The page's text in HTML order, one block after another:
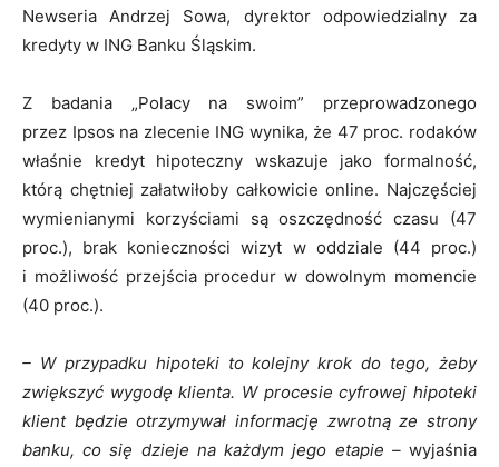
Newseria Andrzej Sowa, dyrektor odpowiedzialny za
kredyty w ING Banku Śląskim.
Z badania „Polacy na swoim” przeprowadzonego
przez Ipsos na zlecenie ING wynika, że 47 proc. rodaków
właśnie kredyt hipoteczny wskazuje jako formalność,
którą chętniej załatwiłoby całkowicie online. Najczęściej
wymienianymi korzyściami są oszczędność czasu (47
proc.), brak konieczności wizyt w oddziale (44 proc.)
i możliwość przejścia procedur w dowolnym momencie
(40 proc.).
– W przypadku hipoteki to kolejny krok do tego, żeby
zwiększyć wygodę klienta. W procesie cyfrowej hipoteki
klient będzie otrzymywał informację zwrotną ze strony
banku, co się dzieje na każdym jego etapie –wyjaśnia